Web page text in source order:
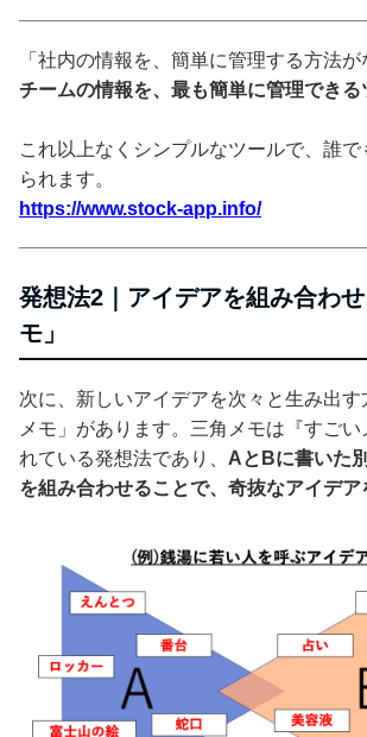
「社内の情報を、簡単に管理する方法が
チームの情報を、最も簡単に管理できる
これ以上なくシンプルなツールで、誰
られます。
https://www.stock-app.info/
発想法2｜アイデアを組み合わ
モ」
次に、新しいアイデアを次々と生み出す
メモ」があります。三角メモは『すごい
れている発想法であり、 AとBに書いた
を組み合わせることで、奇抜なアイデア